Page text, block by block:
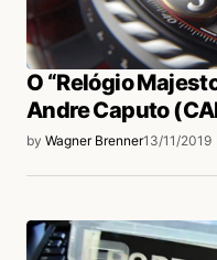
O “Relógio
Andre Caputo
by Wagner Brenner13/11/2019